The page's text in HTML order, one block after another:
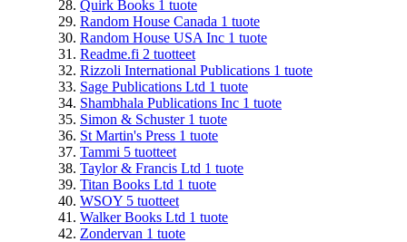
Quirk Books 1 tuote
Random House Canada 1 tuote
Random House USA Inc 1 tuote
Readme.fi 2 tuotteet
Rizzoli International Publications 1 tuote
Sage Publications Ltd 1 tuote
Shambhala Publications Inc 1 tuote
Simon & Schuster 1 tuote
St Martin's Press 1 tuote
Tammi 5 tuotteet
Taylor & Francis Ltd 1 tuote
Titan Books Ltd 1 tuote
WSOY 5 tuotteet
Walker Books Ltd 1 tuote
Zondervan 1 tuote